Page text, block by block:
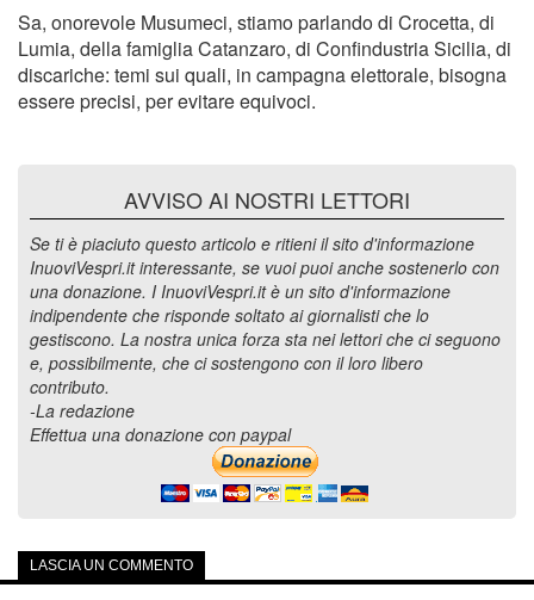
Sa, onorevole Musumeci, stiamo parlando di Crocetta, di
Lumia, della famiglia Catanzaro, di Confindustria Sicilia, di
discariche: temi sui quali, in campagna elettorale, bisogna
essere precisi, per evitare equivoci.
AVVISO AI NOSTRI LETTORI
Se ti è piaciuto questo articolo e ritieni il sito d'informazione
InuoviVespri.it interessante, se vuoi puoi anche sostenerlo con
una donazione. I InuoviVespri.it è un sito d'informazione
indipendente che risponde soltato ai giornalisti che lo
gestiscono. La nostra unica forza sta nei lettori che ci seguono
e, possibilmente, che ci sostengono con il loro libero
contributo.
-La redazione
Effettua una donazione con paypal
LASCIA UN COMMENTO